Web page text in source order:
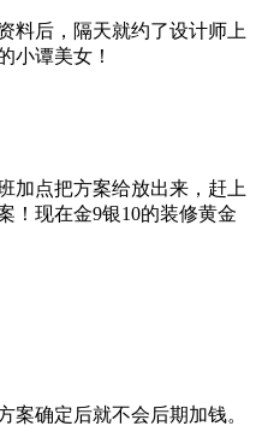
料后，隔天就约了设计师上
小谭美女！
加点把方案给放出来，赶上
！现在金9银10的装修黄金
案确定后就不会后期加钱。